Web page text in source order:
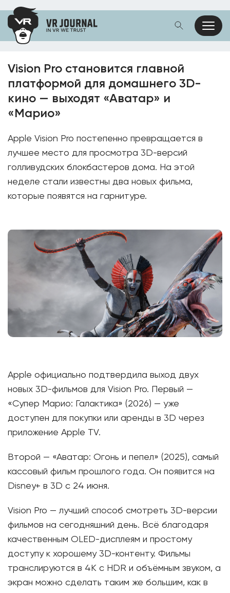
Vision Pro становится главной
платформой для домашнего 3D-
кино — выходят «Аватар» и
«Марио»
Apple Vision Pro постепенно превращается в
лучшее место для просмотра 3D-версий
голливудских блокбастеров дома. На этой
неделе стали известны два новых фильма,
которые появятся на гарнитуре.
Apple официально подтвердила выход двух
новых 3D-фильмов для Vision Pro. Первый —
«Супер Марио: Галактика» (2026) — уже
доступен для покупки или аренды в 3D через
приложение Apple TV.
Второй — «Аватар: Огонь и пепел» (2025), самый
кассовый фильм прошлого года. Он появится на
Disney+ в 3D с 24 июня.
Vision Pro — лучший способ смотреть 3D-версии
фильмов на сегодняшний день. Всё благодаря
качественным OLED-дисплеям и простому
доступу к хорошему 3D-контенту. Фильмы
транслируются в 4K с HDR и объёмным звуком, а
экран можно сделать таким же большим, как в